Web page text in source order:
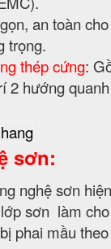
an toàn
trọng.
thép cứng:
2 hướng
sơn:
nghệ sơn
sơn làm
phai mầu